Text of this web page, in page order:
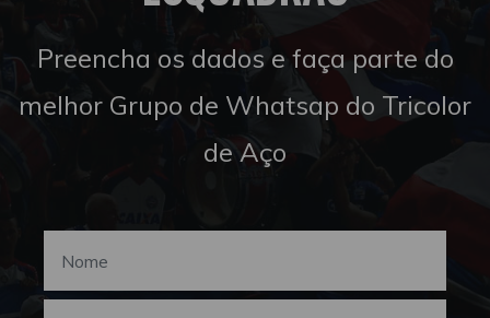
Preencha os dados e faça parte do
melhor Grupo de Whatsap do Tricolor
de Aço